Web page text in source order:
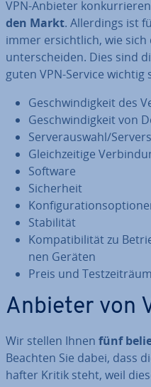
VPN-Anbieter
den Markt. Al­ler­dings ist
immer er­sicht­lich, wie
un­ter­schei­den. Dies sind
guten VPN-Service wichtig
Ge­schwin­dig­keit des
Ge­schwin­dig­keit von
Ser­ver­aus­wahl/
Gleich­zei­ti­ge
Software
Si­cher­heit
Sta­bi­li­tät
Kom­pa­ti­bi­li­tät zu
nen Geräten
Preis und
Anbieter von
Wir stellen Ihnen fünf
Beachten Sie dabei, dass
haf­ter Kritik steht, weil